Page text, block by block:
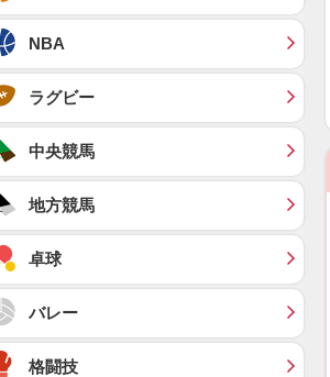
NBA
ラグビー
中央競馬
地方競馬
卓球
バレー
格闘技